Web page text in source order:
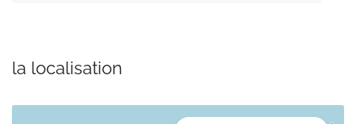
la localisation